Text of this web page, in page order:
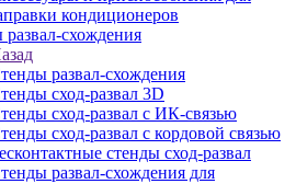
кондиционеров
схождения
развал-схождения
сход-развал 3D
сход-развал с ИК-связью
сход-развал с кордовой связью
стенды сход-развал
развал-схождения для